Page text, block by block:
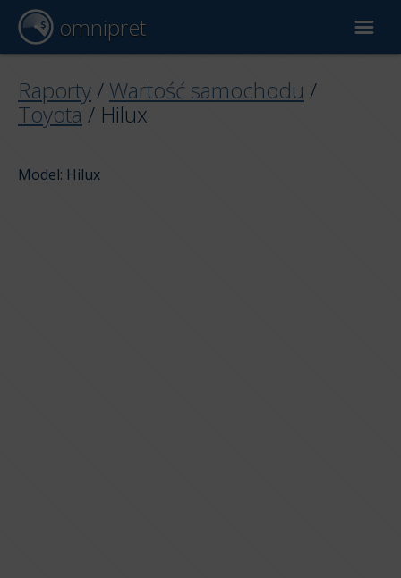
omnipret
Wycena samochodu
Raporty / Wartość samochodu /
Toyota/ Hilux
Model: Hilux